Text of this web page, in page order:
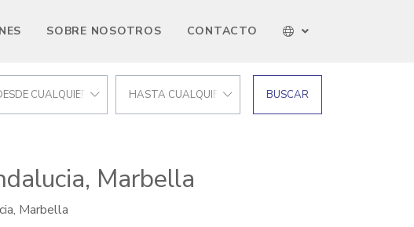
SOBRE NOSOTROS CONTACTO
CUALQUIER PRECIO HASTA CUALQUIER PRECIO BUSCAR
Marbella
Marbella